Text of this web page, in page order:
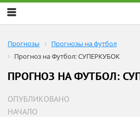
Скрыть
меню
Прогнозы
Прогнозы на футбол
Прогноз на Футбол: СУПЕРКУБОК
ПРОГНОЗ НА ФУТБОЛ:
ОПУБЛИКОВАНО
НАЧАЛО